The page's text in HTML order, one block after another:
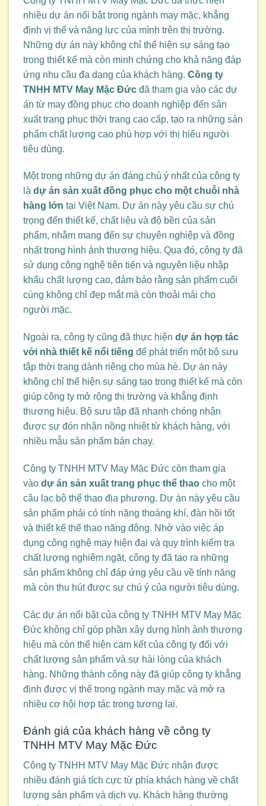
nhiều dự án nổi bật trong ngành may mặc, khẳng
định vị thế và năng lực của mình trên thị trường.
Những dự án này không chỉ thể hiện sự sáng tạo
trong thiết kế mà còn minh chứng cho khả năng đáp
ứng nhu cầu đa dạng của khách hàng. Công ty
TNHH MTV May Mặc Đức đã tham gia vào các dự
án từ may đồng phục cho doanh nghiệp đến sản
xuất trang phục thời trang cao cấp, tạo ra những sản
phẩm chất lượng cao phù hợp với thị hiếu người
tiêu dùng.
Một trong những dự án đáng chú ý nhất của công ty
là dự án sản xuất đồng phục cho một chuỗi nhà
hàng lớn tại Việt Nam. Dự án này yêu cầu sự chú
trọng đến thiết kế, chất liệu và độ bền của sản
phẩm, nhằm mang đến sự chuyên nghiệp và đồng
nhất trong hình ảnh thương hiệu. Qua đó, công ty đã
sử dụng công nghệ tiên tiến và nguyên liệu nhập
khẩu chất lượng cao, đảm bảo rằng sản phẩm cuối
cùng không chỉ đẹp mắt mà còn thoải mái cho
người mặc.
Ngoài ra, công ty cũng đã thực hiện dự án hợp tác
với nhà thiết kế nổi tiếng để phát triển một bộ sưu
tập thời trang dành riêng cho mùa hè. Dự án này
không chỉ thể hiện sự sáng tạo trong thiết kế mà còn
giúp công ty mở rộng thị trường và khẳng định
thương hiệu. Bộ sưu tập đã nhanh chóng nhận
được sự đón nhận nồng nhiệt từ khách hàng, với
nhiều mẫu sản phẩm bán chạy.
Công ty TNHH MTV May Mặc Đức còn tham gia
vào dự án sản xuất trang phục thể thao cho một
câu lạc bộ thể thao địa phương. Dự án này yêu cầu
sản phẩm phải có tính năng thoáng khí, đàn hồi tốt
và thiết kế thể thao năng động. Nhờ vào việc áp
dụng công nghệ may hiện đại và quy trình kiểm tra
chất lượng nghiêm ngặt, công ty đã tạo ra những
sản phẩm không chỉ đáp ứng yêu cầu về tính năng
mà còn thu hút được sự chú ý của người tiêu dùng.
Các dự án nổi bật của công ty TNHH MTV May Mặc
Đức không chỉ góp phần xây dựng hình ảnh thương
hiệu mà còn thể hiện cam kết của công ty đối với
chất lượng sản phẩm và sự hài lòng của khách
hàng. Những thành công này đã giúp công ty khẳng
định được vị thế trong ngành may mặc và mở ra
nhiều cơ hội hợp tác trong tương lai.
Đánh giá của khách hàng về công ty
TNHH MTV May Mặc Đức
Công ty TNHH MTV May Mặc Đức nhận được
nhiều đánh giá tích cực từ phía khách hàng về chất
lượng sản phẩm và dịch vụ. Khách hàng thường